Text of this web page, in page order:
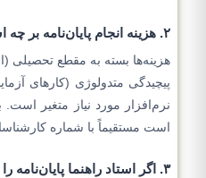
۲. هزینه انجام پایان‌نامه بر چه اساسی تعیین می‌شود؟
هزینه‌ها بسته به مقطع تحصیلی
پیچیدگی متدولوژی (کارهای
نرم‌افزار مورد نیاز متغیر است.
است مستقیماً با شماره
۳. اگر استاد راهنما